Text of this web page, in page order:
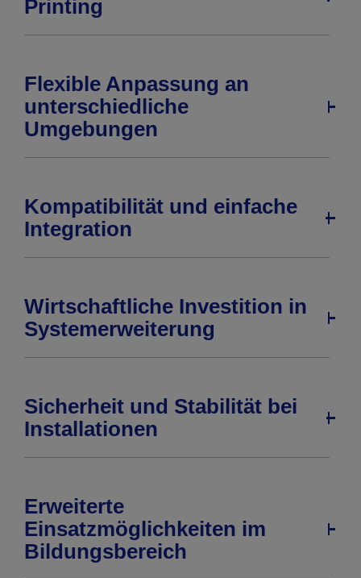
Printing
Flexible Anpassung an
unterschiedliche
Umgebungen
Kompatibilität und einfache
Integration
Wirtschaftliche Investition in
Systemerweiterung
Sicherheit und Stabilität bei
Installationen
Erweiterte
Einsatzmöglichkeiten im
Bildungsbereich